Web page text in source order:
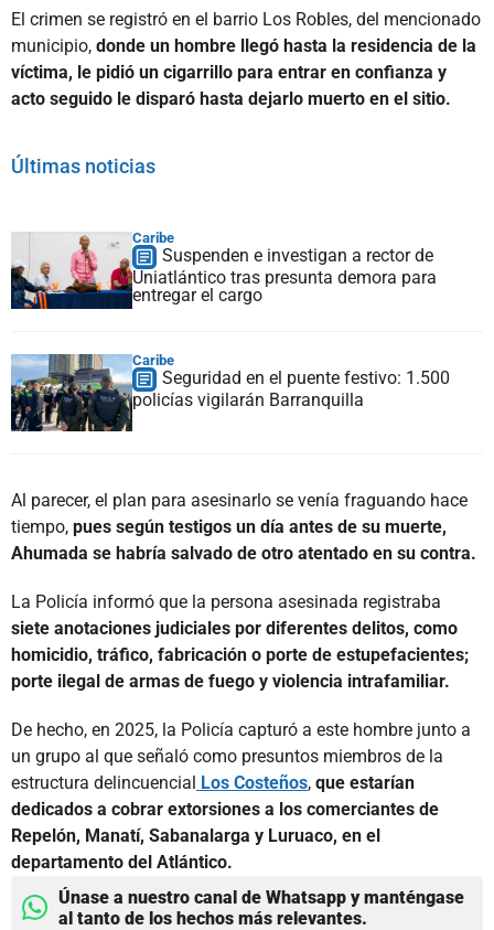
El crimen se registró en el barrio Los Robles, del mencionado
municipio, donde un hombre llegó hasta la residencia de la
víctima, le pidió un cigarrillo para entrar en confianza y
acto seguido le disparó hasta dejarlo muerto en el sitio.
Últimas noticias
Caribe
Suspenden e investigan a rector de
Uniatlántico tras presunta demora para
entregar el cargo
Caribe
Seguridad en el puente festivo: 1.500
policías vigilarán Barranquilla
Al parecer, el plan para asesinarlo se venía fraguando hace
tiempo, pues según testigos un día antes de su muerte,
Ahumada se habría salvado de otro atentado en su contra.
La Policía informó que la persona asesinada registraba
siete anotaciones judiciales por diferentes delitos, como
homicidio, tráfico, fabricación o porte de estupefacientes;
porte ilegal de armas de fuego y violencia intrafamiliar.
De hecho, en 2025, la Policía capturó a este hombre junto a
un grupo al que señaló como presuntos miembros de la
estructura delincuencial Los Costeños, que estarían
dedicados a cobrar extorsiones a los comerciantes de
Repelón, Manatí, Sabanalarga y Luruaco, en el
departamento del Atlántico.
Únase a nuestro canal de Whatsapp y manténgase
al tanto de los hechos más relevantes.